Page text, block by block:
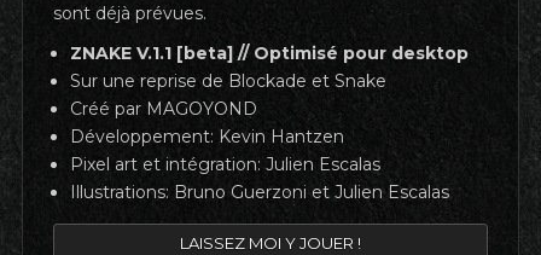
sont déjà prévues.
ZNAKE V.1.1 [beta] // Optimisé pour desktop
Sur une reprise de Blockade et Snake
Créé par MAGOYOND
Développement: Kevin Hantzen
Pixel art et intégration: Julien Escalas
Illustrations: Bruno Guerzoni et Julien Escalas
LAISSEZ MOI Y JOUER !